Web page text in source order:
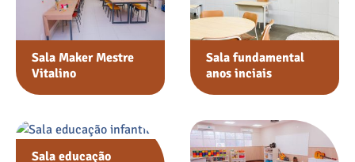
Sala Maker Mestre
Vitalino
Sala fundamental
anos inciais
Sala educação